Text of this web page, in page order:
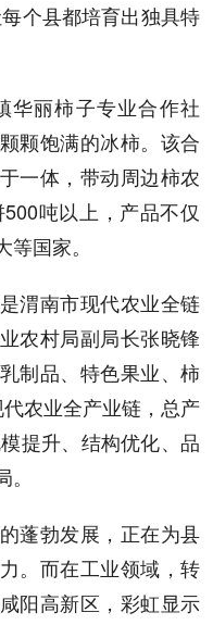
个县都培育出独具特
华丽柿子专业合作社
颗饱满的冰柿。该合
一体，带动周边柿农
吨以上，产品不仅
国家。
渭南市现代农业全链
农村局副局长张晓锋
制品、特色果业、柿
农业全产业链，总产
提升、结构优化、品
蓬勃发展，正在为县
。而在工业领域，转
阳高新区，彩虹显示